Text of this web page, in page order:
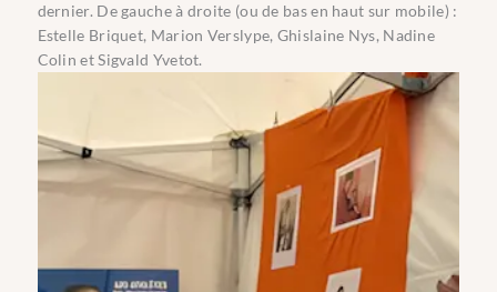
dernier. De gauche à droite (ou de bas en haut sur mobile) :
Estelle Briquet, Marion Verslype, Ghislaine Nys, Nadine
Colin et Sigvald Yvetot.